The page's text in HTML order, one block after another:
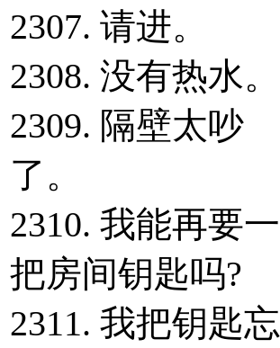
2307. 请进。
2308. 没有热水。
2309. 隔壁太吵
了。
2310. 我能再要一
把房间钥匙吗?
2311. 我把钥匙忘